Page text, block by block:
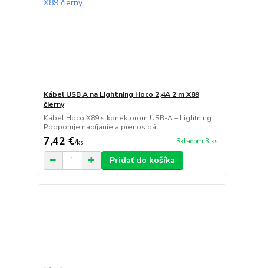
Kábel USB A na Lightning Hoco 2,4A 2 m X89
čierny
Kábel Hoco X89 s konektorom USB-A – Lightning.
Podporuje nabíjanie a prenos dát.
7,42 €/ks Skladom 3 ks
Pridať do košíka